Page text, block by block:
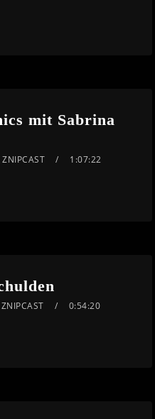
mit Sabrina
ZNIPCAST 1:07:22
ZNIPCAST 0:54:20